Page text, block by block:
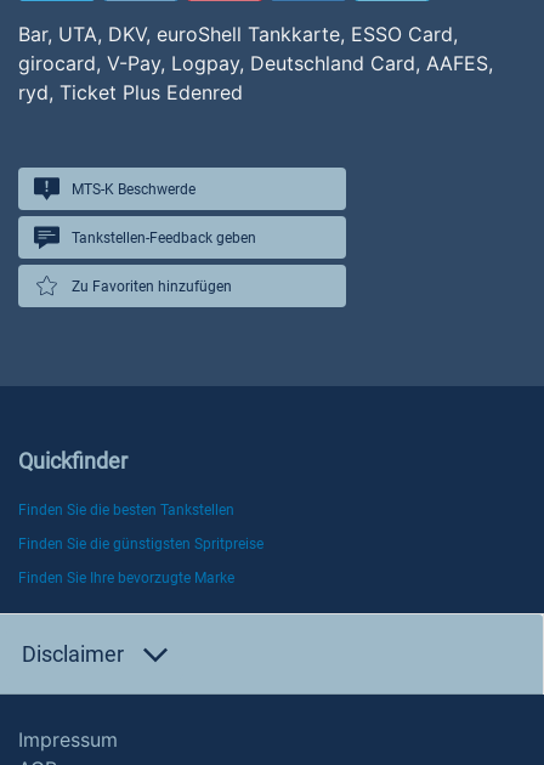
Bar, UTA, DKV, euroShell Tankkarte, ESSO Card,
girocard, V-Pay, Logpay, Deutschland Card, AAFES,
ryd, Ticket Plus Edenred
MTS-K Beschwerde
Tankstellen-Feedback geben
Zu Favoriten hinzufügen
Quickfinder
Finden Sie die besten Tankstellen
Finden Sie die günstigsten Spritpreise
Finden Sie Ihre bevorzugte Marke
Disclaimer
Impressum